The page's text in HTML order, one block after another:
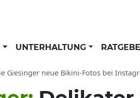
UNTERHALTUNG
Giesinger neue Bikini-Fotos bei